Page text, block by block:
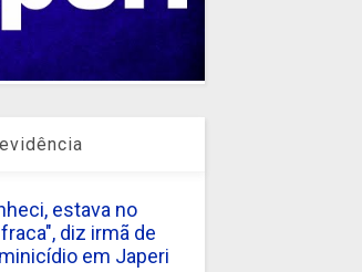
estava no
diz irmã de
em Japeri